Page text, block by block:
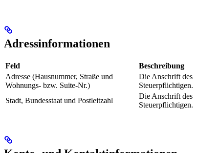
Adressinformationen
Feld
Beschreibung
Adresse (Hausnummer, Straße und
Wohnungs- bzw. Suite-Nr.)
Die Anschrift des
Steuerpflichtigen.
Stadt, Bundesstaat und Postleitzahl
Die Anschrift des
Steuerpflichtigen.